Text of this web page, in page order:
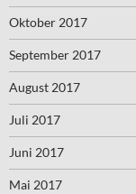
Oktober 2017
September 2017
August 2017
Juli 2017
Juni 2017
Mai 2017